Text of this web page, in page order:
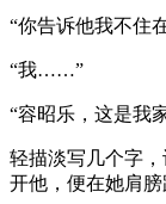
“你告诉他我不住
“我……”
“容昭乐，这是我
轻描淡写几个字
开他，便在她肩